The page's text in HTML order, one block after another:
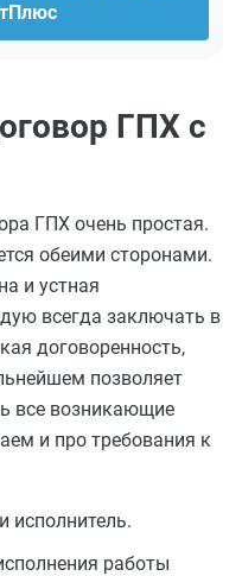
ГПХ с
ГПХ очень простая.
обеими сторонами.
и устная
всегда заключать в
договоренность,
позволяет
все возникающие
и про требования к
исполнитель.
работы